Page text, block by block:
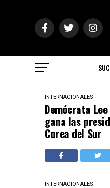
INTERNACIONALES
Demócrata
gana las
Corea del Sur
INTERNACIONALES